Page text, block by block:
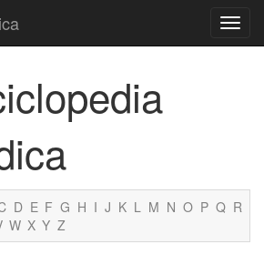
D E F G H I J K L M N O P Q R
W X Y Z